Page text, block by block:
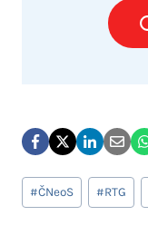
Štítky
příspěvků:
#ČNeoS #RTG